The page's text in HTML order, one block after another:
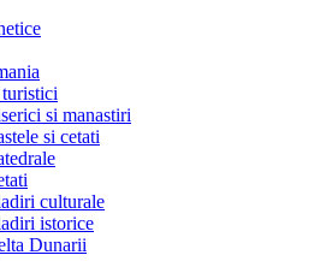
si manastiri
si cetati
culturale
istorice
Dunarii